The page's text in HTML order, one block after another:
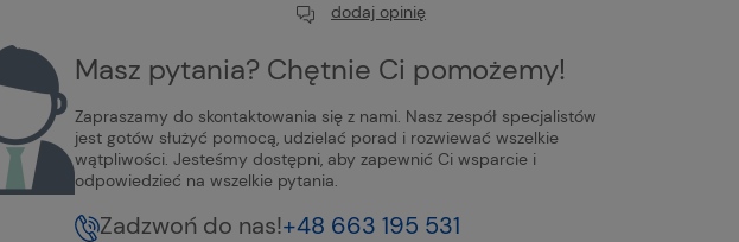
dodaj opinię
Masz pytania? Chętnie Ci pomożemy!
Zapraszamy do skontaktowania się z nami. Nasz zespół specjalistów
jest gotów służyć pomocą, udzielać porad i rozwiewać wszelkie
wątpliwości. Jesteśmy dostępni, aby zapewnić Ci wsparcie i
odpowiedzieć na wszelkie pytania.
Zadzwoń do nas!+48 663 195 531